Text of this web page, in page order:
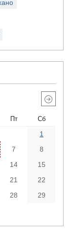
Пт Сб
1
7
8
14
15
21
22
28
29